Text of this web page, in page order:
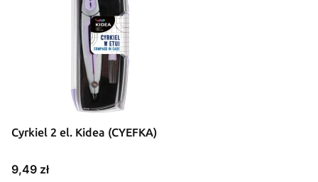
Cyrkiel 2 el. Kidea (CYEFKA)
Cena
9,49 zł